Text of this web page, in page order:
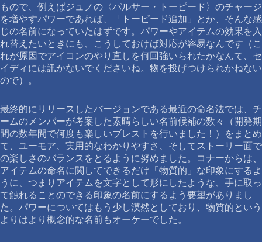
もので、例えばジュノの〈パルサー・トーピード〉のチャージ
を増やすパワーであれば、「トーピード追加」とか、そんな感
じの名前になっていたはずです。パワーやアイテムの効果を入
れ替えたいときにも、こうしておけば対応が容易なんです（こ
れが原因でアイコンのやり直しを何回強いられたかなんて、セ
イディには訊かないでくださいね。物を投げつけられかねない
ので）。
最終的にリリースしたバージョンである最近の命名法では、チ
ームのメンバーが考案した素晴らしい名前候補の数々（開発期
間の数年間で何度も楽しいブレストを行いました！）をまとめ
て、ユーモア、実用的なわかりやすさ、そしてストーリー面で
の楽しさのバランスをとるように努めました。コナーからは、
アイテムの命名に関してできるだけ「物質的」な印象にするよ
うに、つまりアイテムを文字として形にしたような、手に取っ
て触れることのできる印象の名前にするよう要望がありまし
た。パワーについてはもう少し漠然としており、物質的という
よりはより概念的な名前もオーケーでした。